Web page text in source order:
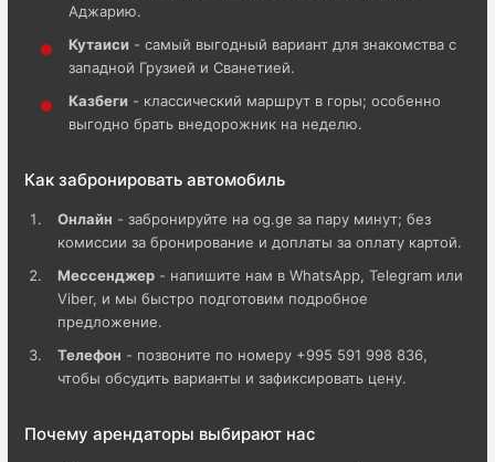
Аджарию.
Кутаиси - самый выгодный вариант для знакомства с
западной Грузией и Сванетией.
Казбеги - классический маршрут в горы; особенно
выгодно брать внедорожник на неделю.
Как забронировать автомобиль
Онлайн - забронируйте на og.ge за пару минут; без
комиссии за бронирование и доплаты за оплату картой.
Мессенджер - напишите нам в WhatsApp, Telegram или
Viber, и мы быстро подготовим подробное
предложение.
Телефон - позвоните по номеру +995 591 998 836,
чтобы обсудить варианты и зафиксировать цену.
Почему арендаторы выбирают нас